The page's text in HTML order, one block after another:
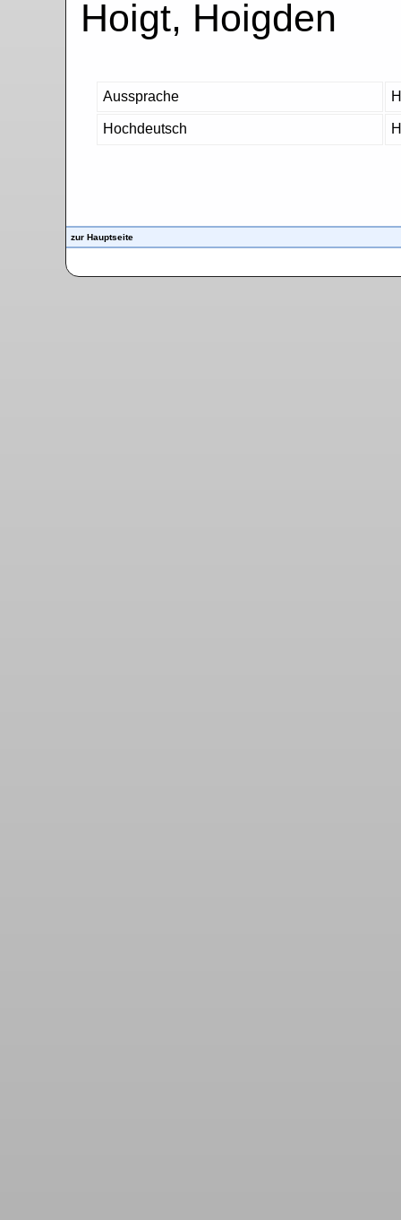
Hoigt, Hoigden
Aussprache
Hochdeutsch
zur Hauptseite